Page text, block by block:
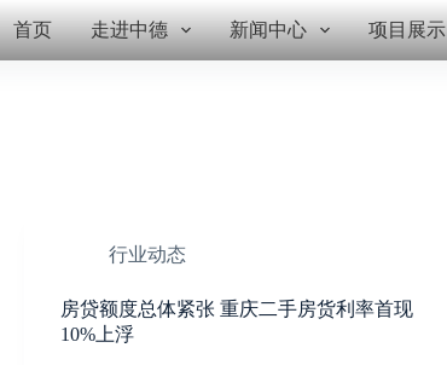
首页 走进中德 新闻中心 项目展示
行业动态
房贷额度总体紧张 重庆二手房货利率首现
10%上浮